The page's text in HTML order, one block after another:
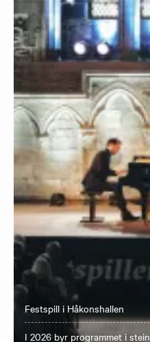
Festspill i Håkonshallen
I 2026 byr programmet i